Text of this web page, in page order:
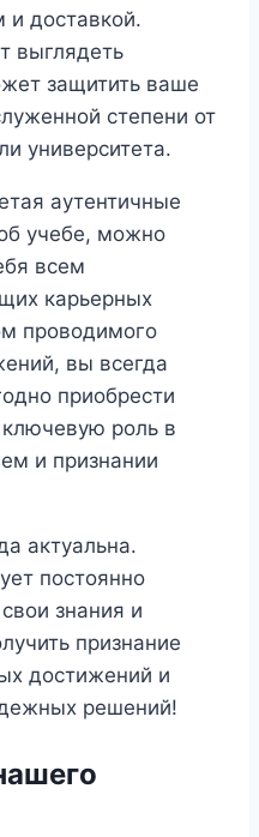
и доставкой.
выглядеть
защитить ваше
степени от
университета.
аутентичные
учебе, можно
всем
карьерных
проводимого
вы всегда
приобрести
ключевую роль в
и признании
актуальна.
постоянно
знания и
признание
достижений и
решений!